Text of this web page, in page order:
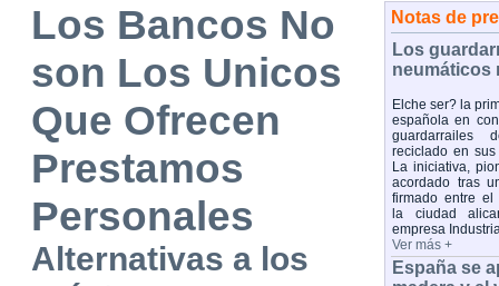
Los Bancos No
son Los Unicos
Que Ofrecen
Prestamos
Personales
Alternativas a los
Notas de
Los
neumáticos
Elche ser? la
española en
guardarrailes
reciclado en sus
La iniciativa,
acordado tras
firmado entre el
la ciudad
empresa
Ver más +
España se